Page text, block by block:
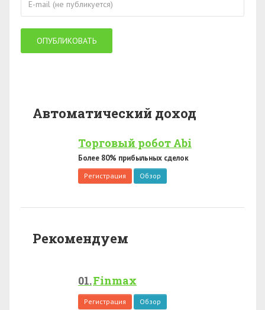
Автоматический доход
Торговый робот Abi
Более 80% прибыльных сделок
Регистрация Обзор
Рекомендуем
Finmax
Регистрация Обзор